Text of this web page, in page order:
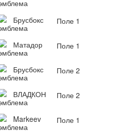
Брусбокс
Поле 1
Матадор
Поле 1
Брусбокс
Поле 2
ВЛАДКОН
Поле 2
Markeev
Поле 1